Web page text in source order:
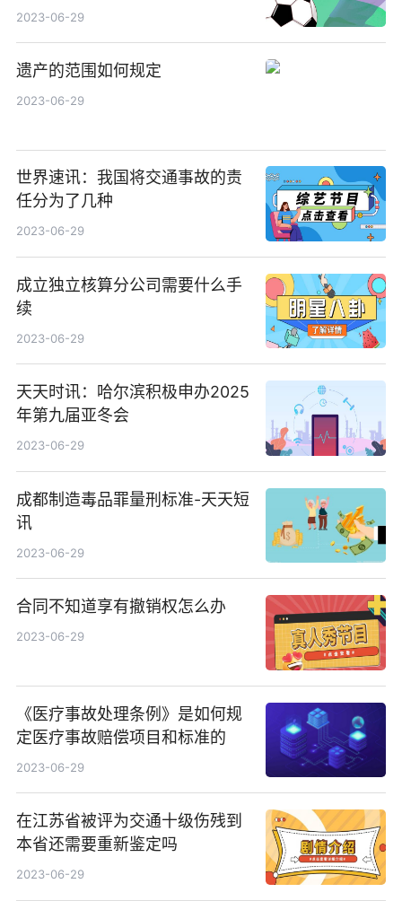
2023-06-29
遗产的范围如何规定
2023-06-29
世界速讯：我国将交通事故的责
任分为了几种
2023-06-29
成立独立核算分公司需要什么手
续
2023-06-29
天天时讯：哈尔滨积极申办2025
年第九届亚冬会
2023-06-29
成都制造毒品罪量刑标准-天天短
讯
2023-06-29
合同不知道享有撤销权怎么办
2023-06-29
《医疗事故处理条例》是如何规
定医疗事故赔偿项目和标准的
2023-06-29
在江苏省被评为交通十级伤残到
本省还需要重新鉴定吗
2023-06-29